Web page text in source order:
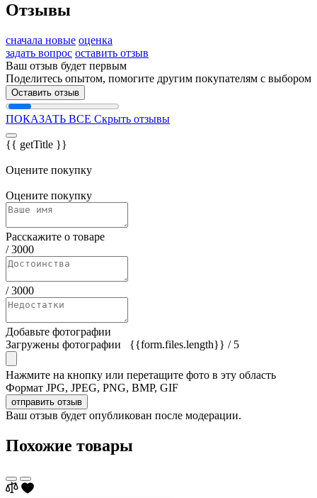
Отзывы
сначала новые оценка
задать вопрос оставить отзыв
Ваш отзыв будет первым
Поделитесь опытом, помогите другим покупателям с выбором
Оставить отзыв
ПОКАЗАТЬ ВСЕ Скрыть отзывы
{{ getTitle }}
Оцените покупку
Оцените покупку
Расскажите о товаре
/3000
/3000
Добавьте фотографии
Загружены фотографии
{{form.files.length}} / 5
Нажмите на кнопку или перетащите фото в эту область
Формат JPG, JPEG, PNG, BMP, GIF
отправить отзыв
Ваш отзыв будет опубликован после модерации.
Похожие товары